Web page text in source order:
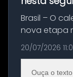
Brasil – O
nova etapa
início do
partidárias.
federações
20/07/2026
Ouça o texto